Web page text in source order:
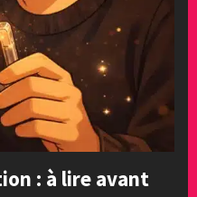
: à lire avant